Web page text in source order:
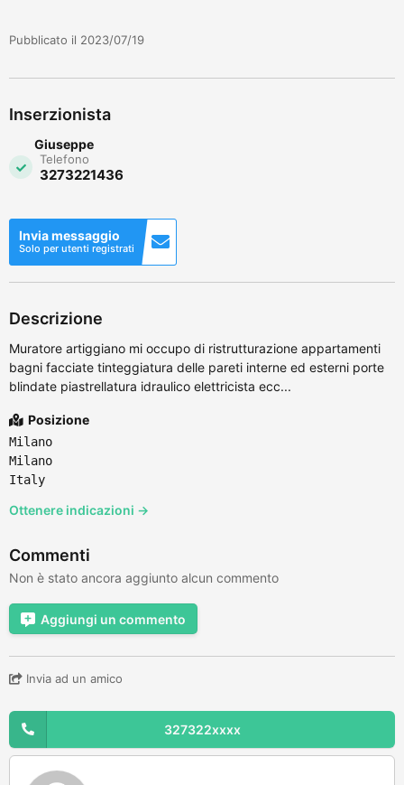
Pubblicato il 2023/07/19
Inserzionista
Giuseppe
Telefono
3273221436
Invia messaggio
Solo per utenti registrati
Descrizione
Muratore artiggiano mi occupo di ristrutturazione appartamenti
bagni facciate tinteggiatura delle pareti interne ed esterni porte
blindate piastrellatura idraulico elettricista ecc...
Posizione
Milano
Milano
Italy
Ottenere indicazioni →
Commenti
Non è stato ancora aggiunto alcun commento
Aggiungi un commento
Invia ad un amico
327322xxxx